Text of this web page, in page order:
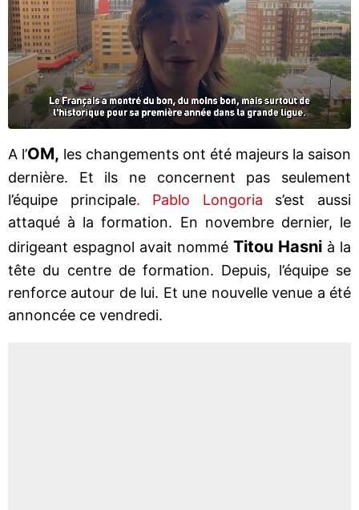
A l’OM, les changements ont été majeurs la saison
dernière. Et ils ne concernent pas seulement
l’équipe principale. Pablo Longoria s’est aussi
attaqué à la formation. En novembre dernier, le
dirigeant espagnol avait nommé Titou Hasni à la
tête du centre de formation. Depuis, l’équipe se
renforce autour de lui. Et une nouvelle venue a été
annoncée ce vendredi.